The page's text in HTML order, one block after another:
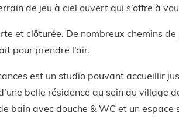
de jeu à ciel ouvert qui s’offre à
et clôturée. De nombreux chemins
pour prendre l’air.
est un studio pouvant accueillir
belle résidence au sein du village
bain avec douche & WC et un